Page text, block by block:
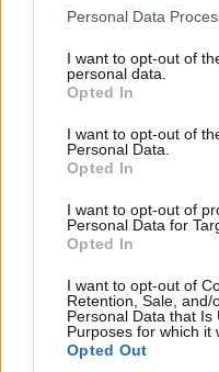
Please note that this
not limited to your visit or
grant or deny consent to
use your data for below
consent section.
Personal Data
I want to opt-out of
personal data.
Opted In
I want to opt-out of
Personal Data.
Opted In
I want to opt-out of
Personal Data for
Opted In
I want to opt-out of
Retention, Sale, and/
Personal Data that Is
Purposes for which it
Opted Out